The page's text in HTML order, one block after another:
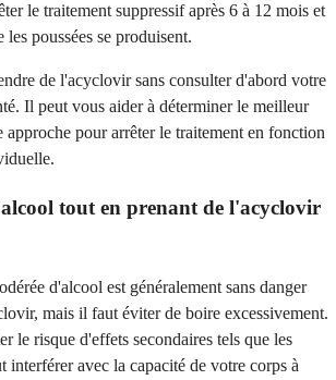
le traitement suppressif après 6 à 12 mois et
poussées se produisent.
de l'acyclovir sans consulter d'abord votre
Il peut vous aider à déterminer le meilleur
approche pour arrêter le traitement en fonction
tout en prenant de l'acyclovir
d'alcool est généralement sans danger
mais il faut éviter de boire excessivement.
le risque d'effets secondaires tels que les
interférer avec la capacité de votre corps à